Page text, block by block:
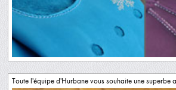
Toute l'équipe d'Hurbane vous souhaite une superbe